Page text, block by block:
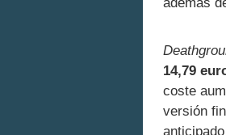
además
14,79
coste
versión